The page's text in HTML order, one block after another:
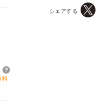
料
シェアする